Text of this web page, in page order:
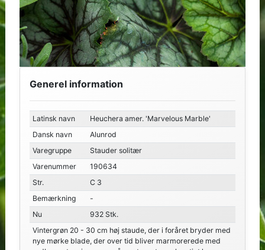
Generel information
Latinsk navn
Heuchera amer. 'Marvelous Marble'
Dansk navn
Alunrod
Varegruppe
Stauder solitær
Varenummer
190634
Str.
C 3
Bemærkning
-
Nu
932 Stk.
Vintergrøn 20 - 30 cm høj staude, der i foråret bryder med
nye mørke blade, der over tid bliver marmorerede med